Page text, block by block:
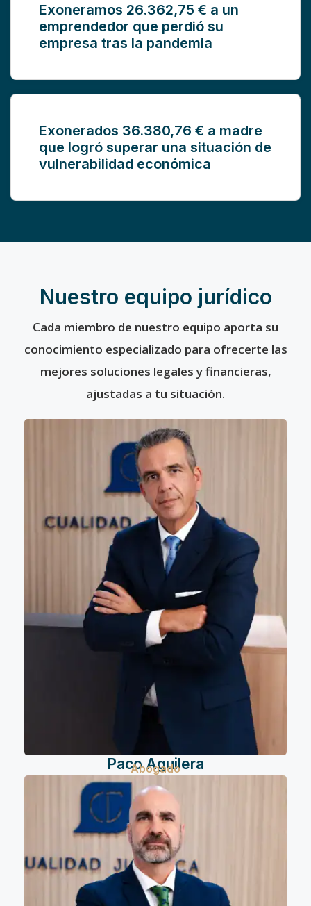
Exoneramos 26.362,75 € a un
emprendedor que perdió su
empresa tras la pandemia
Exonerados 36.380,76 € a madre
que logró superar una situación de
vulnerabilidad económica
Nuestro equipo jurídico
Cada miembro de nuestro equipo aporta su
conocimiento especializado para ofrecerte las
mejores soluciones legales y financieras,
ajustadas a tu situación.
Paco Aguilera
Abogado